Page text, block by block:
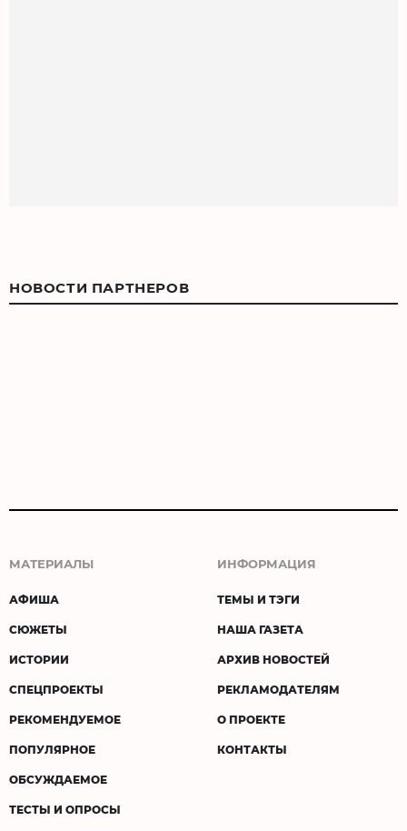
НОВОСТИ ПАРТНЕРОВ
МАТЕРИАЛЫ
АФИША
СЮЖЕТЫ
ИСТОРИИ
СПЕЦПРОЕКТЫ
РЕКОМЕНДУЕМОЕ
ПОПУЛЯРНОЕ
ОБСУЖДАЕМОЕ
ТЕСТЫ И ОПРОСЫ
ИНФОРМАЦИЯ
ТЕМЫ И ТЭГИ
НАША ГАЗЕТА
АРХИВ НОВОСТЕЙ
РЕКЛАМОДАТЕЛЯМ
О ПРОЕКТЕ
КОНТАКТЫ